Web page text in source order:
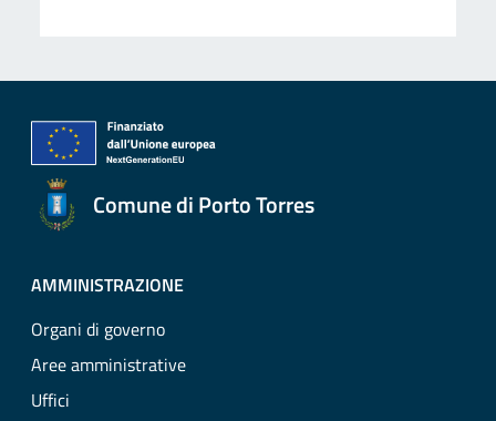
Comune di Porto Torres
AMMINISTRAZIONE
Organi di governo
Aree amministrative
Uffici